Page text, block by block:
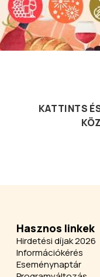
KATTINTS
Hasznos linkek
Hirdetési díjak 2026
Információkérés
Eseménynaptár